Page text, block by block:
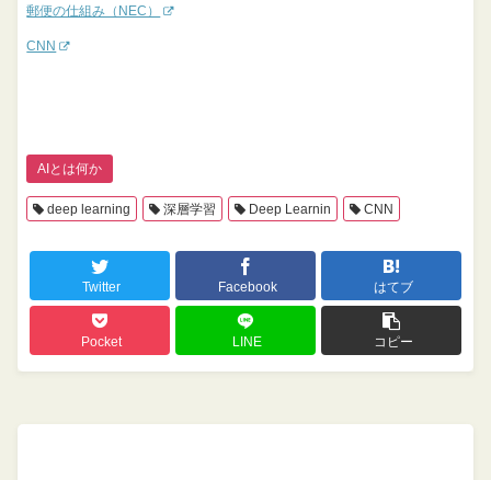
郵便の仕組み（NEC）
CNN
AIとは何か
deep learning 深層学習 Deep Learnin CNN
Twitter Facebook はてブ
Pocket LINE コピー